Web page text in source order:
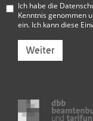
Ich habe die
Kenntnis genommen
ein. Ich kann diese
Weiter